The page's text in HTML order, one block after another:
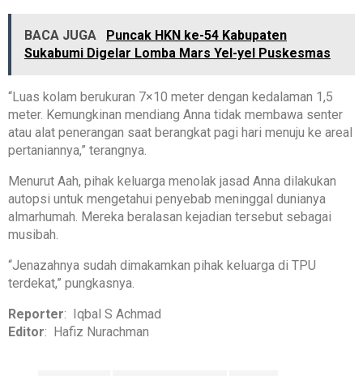
BACA JUGA
Puncak HKN ke-54 Kabupaten
Sukabumi Digelar Lomba Mars Yel-yel Puskesmas
“Luas kolam berukuran 7×10 meter dengan kedalaman 1,5
meter. Kemungkinan mendiang Anna tidak membawa senter
atau alat penerangan saat berangkat pagi hari menuju ke areal
pertaniannya,” terangnya.
Menurut Aah, pihak keluarga menolak jasad Anna dilakukan
autopsi untuk mengetahui penyebab meninggal dunianya
almarhumah. Mereka beralasan kejadian tersebut sebagai
musibah.
“Jenazahnya sudah dimakamkan pihak keluarga di TPU
terdekat,” pungkasnya.
Reporter: Iqbal S Achmad
Editor: Hafiz Nurachman